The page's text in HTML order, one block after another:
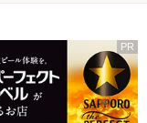
PR